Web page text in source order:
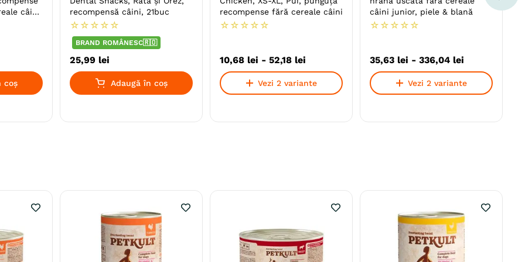
câini,
coș
recompensă câini, 21buc
☆ ☆ ☆ ☆ ☆
BRAND ROMÂNESC🇷🇴
25,99 lei
Adaugă în coș
recompense fără cereale câini
☆ ☆ ☆ ☆ ☆
10,68 lei - 52,18 lei
Vezi 2 variante
câini junior, piele & blană
☆ ☆ ☆ ☆ ☆
35,63 lei - 336,04 lei
Vezi 2 variante